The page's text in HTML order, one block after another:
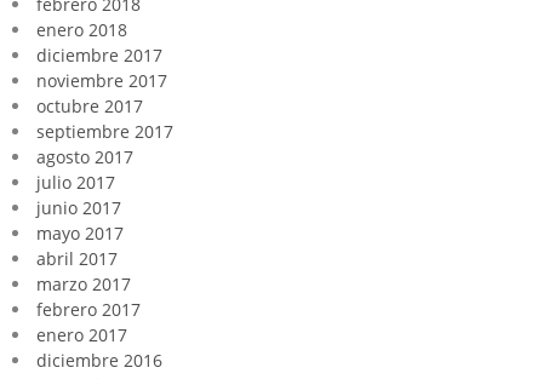
febrero 2018
enero 2018
diciembre 2017
noviembre 2017
octubre 2017
septiembre 2017
agosto 2017
julio 2017
junio 2017
mayo 2017
abril 2017
marzo 2017
febrero 2017
enero 2017
diciembre 2016